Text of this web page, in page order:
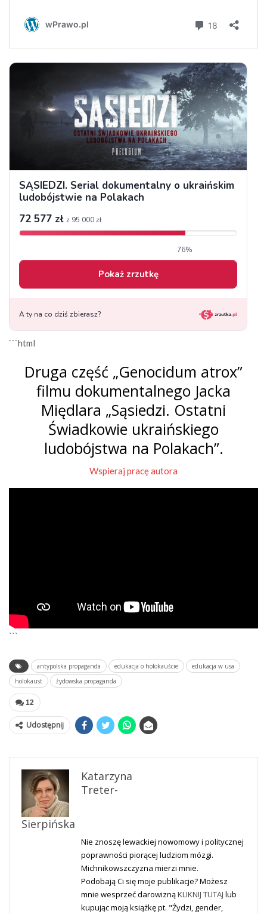
```html
Druga część „Genocidum atrox”
filmu dokumentalnego Jacka
Międlara „Sąsiedzi. Ostatni
Świadkowie ukraińskiego
ludobójstwa na Polakach”.
Wspieraj pracę autora
```
antypolska propaganda edukacja o holokauście
edukacja w usa
holokaust
żydowska propaganda
12
Udostępnij
Katarzyna
Treter-
Sierpińska
Nie znoszę lewackiej nowomowy i politycznej
poprawności piorącej ludziom mózgi.
Michnikowszczyzna mierzi mnie.
Podobają Ci się moje publikacje? Możesz
mnie wesprzeć darowiznąKLIKNIJ TUTAJ lub
kupując moją książkę pt. "Żydzi, gender,